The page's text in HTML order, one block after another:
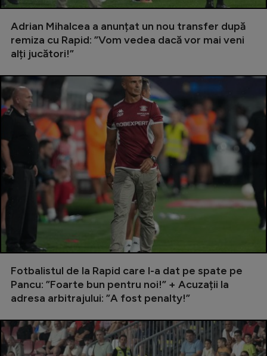
Campionate
EURO 2024
Stranieri
Clasamente
Tenis
Handbal
Formula 1
Gimnastică
Auto
Rugby
Ciclism
Adrian Mihalcea a anunțat un nou transfer după
remiza cu Rapid: ”Vom vedea dacă vor mai veni
alți jucători!”
Fotbalistul de la Rapid care l-a dat pe spate pe
Pancu: ”Foarte bun pentru noi!” + Acuzații la
adresa arbitrajului: ”A fost penalty!”